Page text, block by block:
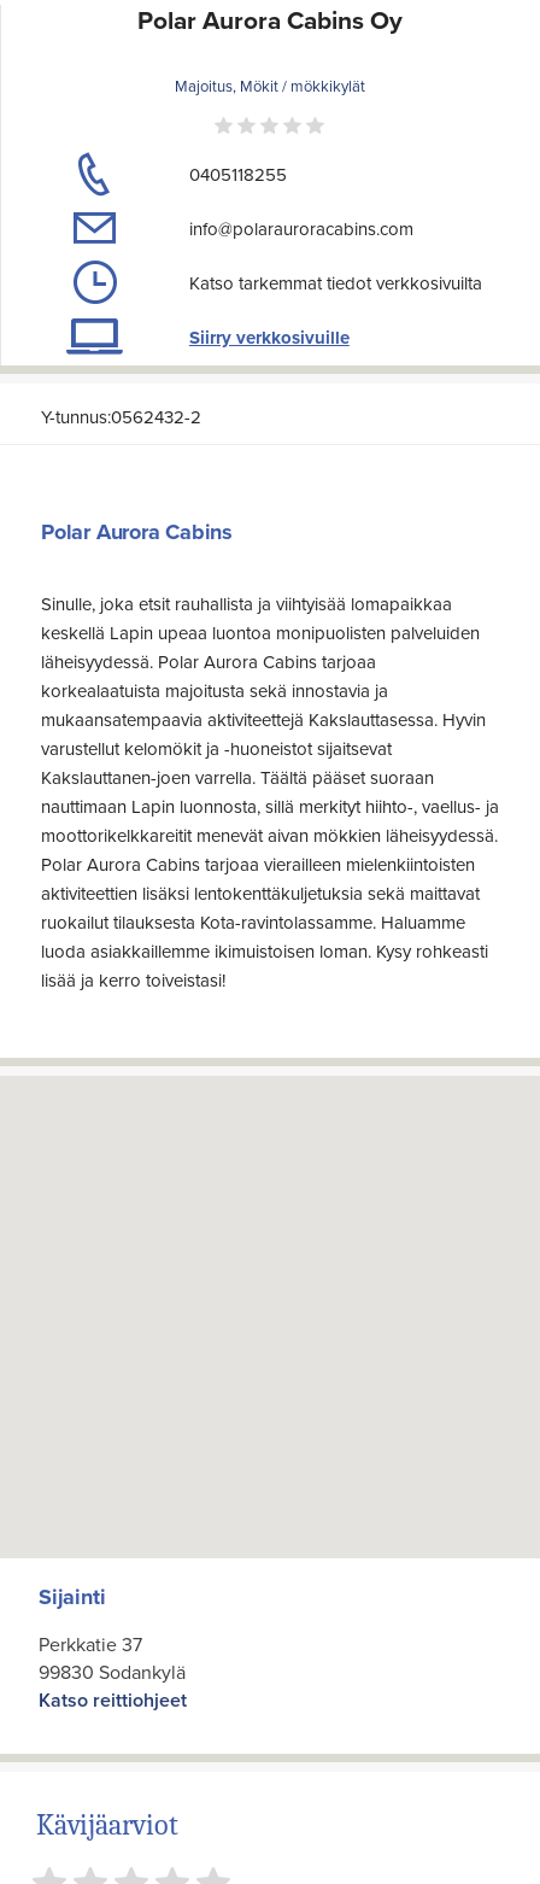
Polar Aurora Cabins Oy
Majoitus, Mökit / mökkikylät
0405118255
info@polarauroracabins.com
Katso tarkemmat tiedot verkkosivuilta
Siirry verkkosivuille
Y-tunnus:0562432-2
Polar Aurora Cabins
Sinulle, joka etsit rauhallista ja viihtyisää lomapaikkaa
keskellä Lapin upeaa luontoa monipuolisten palveluiden
läheisyydessä. Polar Aurora Cabins tarjoaa
korkealaatuista majoitusta sekä innostavia ja
mukaansatempaavia aktiviteettejä Kakslauttasessa. Hyvin
varustellut kelomökit ja -huoneistot sijaitsevat
Kakslauttanen-joen varrella. Täältä pääset suoraan
nauttimaan Lapin luonnosta, sillä merkityt hiihto-, vaellus- ja
moottorikelkkareitit menevät aivan mökkien läheisyydessä.
Polar Aurora Cabins tarjoaa vierailleen mielenkiintoisten
aktiviteettien lisäksi lentokenttäkuljetuksia sekä maittavat
ruokailut tilauksesta Kota-ravintolassamme. Haluamme
luoda asiakkaillemme ikimuistoisen loman. Kysy rohkeasti
lisää ja kerro toiveistasi!
Sijainti
Perkkatie 37
99830 Sodankylä
Katso reittiohjeet
Kävijäarviot